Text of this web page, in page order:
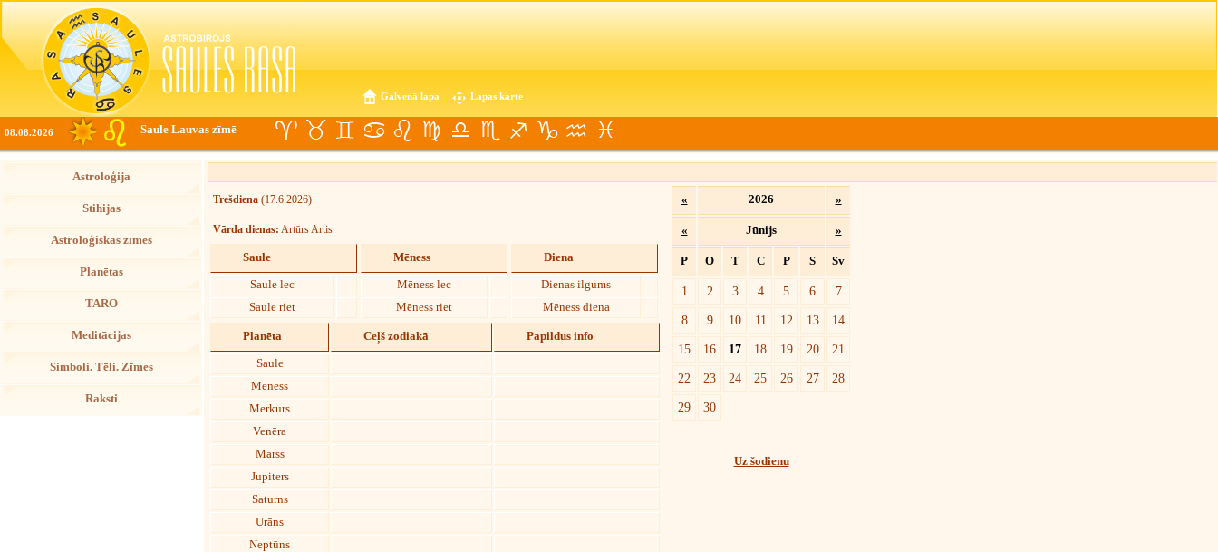
Galvenā lapa Lapas karte
08.08.2026 Saule Lauvas zīmē
Astroloģija
Stihijas
Astroloģiskās zīmes
Planētas
TARO
Meditācijas
Simboli. Tēli. Zīmes
Raksti
Trešdiena (17.6.2026)
Vārda dienas: Artūrs Artis
Saule
Saule lec
Saule riet
Mēness
Mēness lec
Mēness riet
Diena
Dienas ilgums
Mēness diena
Planēta Ceļš zodiakā Papildus info
Saule
Mēness
Merkurs
Venēra
Marss
Jupiters
Saturns
Urāns
Neptūns
« 2026 »
« Jūnijs »
P O T C P S Sv
1 2 3 4 5 6
7
8
9 10 11 12 13
14
15
16 17 18 19 20
21
22
23 24 25 26 27
28
29
30
Uz šodienu